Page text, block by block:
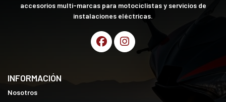
accesorios multi-marcas para motociclistas y servicios de
instalaciones eléctricas.
INFORMACIÓN
Nosotros